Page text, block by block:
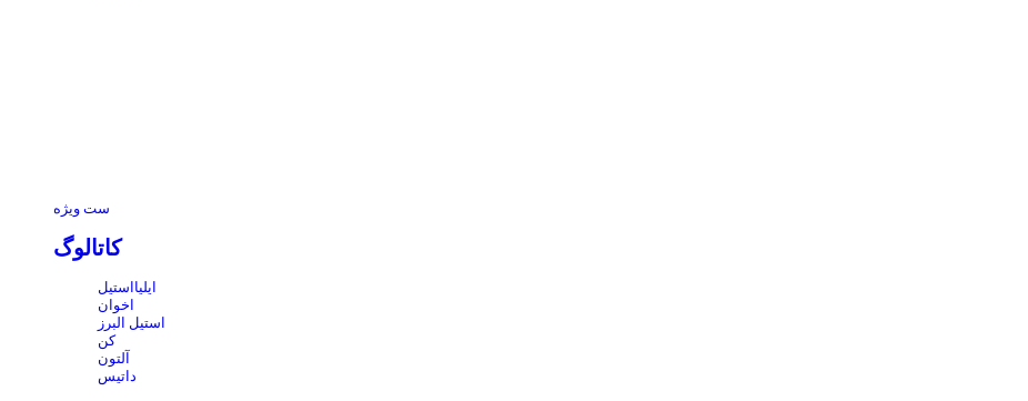
ست ویژه
کاتالوگ
ایلیااستیل
اخوان
استیل البرز
کن
آلتون
داتیس